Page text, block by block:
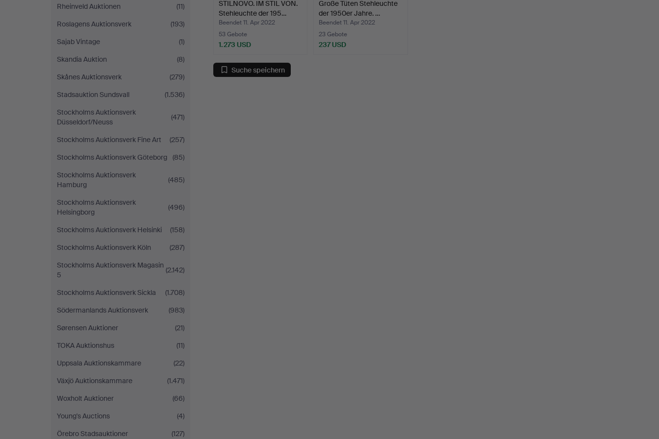
Rheinveld Auktionen
(11)
Roslagens Auktionsverk
(193)
Sajab Vintage
(1)
Skandia Auktion
(8)
Skånes Auktionsverk
(279)
Stadsauktion Sundsvall
(1.536)
Stockholms Auktionsverk
Düsseldorf/Neuss
(471)
Stockholms Auktionsverk Fine Art
(257)
Stockholms Auktionsverk Göteborg
(85)
Stockholms Auktionsverk
Hamburg
(485)
Stockholms Auktionsverk
Helsingborg
(496)
Stockholms Auktionsverk Helsinki
(158)
Stockholms Auktionsverk Köln
(287)
Stockholms Auktionsverk Magasin
5
(2.142)
Stockholms Auktionsverk Sickla
(1.708)
Södermanlands Auktionsverk
(983)
Sørensen Auktioner
(21)
TOKA Auktionshus
(11)
Uppsala Auktionskammare
(22)
Växjö Auktionskammare
(1.471)
Woxholt Auktioner
(66)
Young's Auctions
(4)
Örebro Stadsauktioner
(127)
STILNOVO. IM STIL VON.
Stehleuchte der 195…
Beendet 11. Apr 2022
53 Gebote
1.273 USD
Große Tüten Stehleuchte
der 1950er Jahre. …
Beendet 11. Apr 2022
23 Gebote
237 USD
Suche speichern